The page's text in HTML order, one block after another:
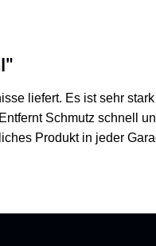
liefert. Es ist sehr
Schmutz schnell
Produkt in jeder